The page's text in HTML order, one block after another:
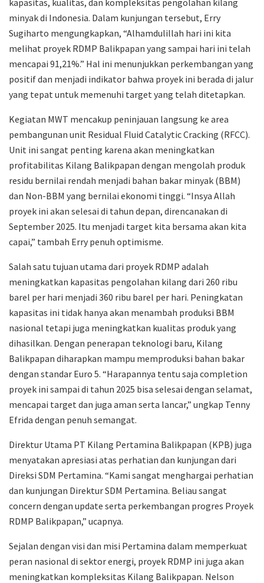
minyak di Indonesia. Dalam kunjungan tersebut, Erry
Sugiharto mengungkapkan, “Alhamdulillah hari ini kita
melihat proyek RDMP Balikpapan yang sampai hari ini telah
mencapai 91,21%.” Hal ini menunjukkan perkembangan yang
positif dan menjadi indikator bahwa proyek ini berada di jalur
yang tepat untuk memenuhi target yang telah ditetapkan.
Kegiatan MWT mencakup peninjauan langsung ke area
pembangunan unit Residual Fluid Catalytic Cracking (RFCC).
Unit ini sangat penting karena akan meningkatkan
profitabilitas Kilang Balikpapan dengan mengolah produk
residu bernilai rendah menjadi bahan bakar minyak (BBM)
dan Non-BBM yang bernilai ekonomi tinggi. “Insya Allah
proyek ini akan selesai di tahun depan, direncanakan di
September 2025. Itu menjadi target kita bersama akan kita
capai,” tambah Erry penuh optimisme.
Salah satu tujuan utama dari proyek RDMP adalah
meningkatkan kapasitas pengolahan kilang dari 260 ribu
barel per hari menjadi 360 ribu barel per hari. Peningkatan
kapasitas ini tidak hanya akan menambah produksi BBM
nasional tetapi juga meningkatkan kualitas produk yang
dihasilkan. Dengan penerapan teknologi baru, Kilang
Balikpapan diharapkan mampu memproduksi bahan bakar
dengan standar Euro 5. “Harapannya tentu saja completion
proyek ini sampai di tahun 2025 bisa selesai dengan selamat,
mencapai target dan juga aman serta lancar,” ungkap Tenny
Efrida dengan penuh semangat.
Direktur Utama PT Kilang Pertamina Balikpapan (KPB) juga
menyatakan apresiasi atas perhatian dan kunjungan dari
Direksi SDM Pertamina. “Kami sangat menghargai perhatian
dan kunjungan Direktur SDM Pertamina. Beliau sangat
concern dengan update serta perkembangan progres Proyek
RDMP Balikpapan,” ucapnya.
Sejalan dengan visi dan misi Pertamina dalam memperkuat
peran nasional di sektor energi, proyek RDMP ini juga akan
meningkatkan kompleksitas Kilang Balikpapan. Nelson